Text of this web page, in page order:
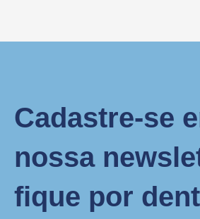
Cadastre-se
nossa
fique por